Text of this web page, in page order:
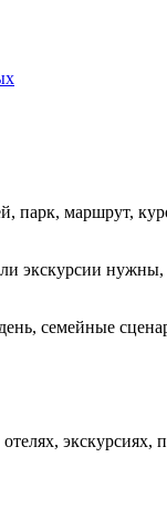
парк, маршрут,
экскурсии
семейные
экскурсиях,